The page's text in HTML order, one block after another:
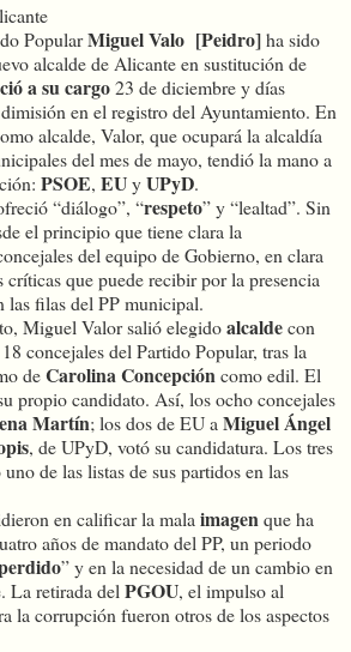
PopularMiguel Valo [Peidro]ha sido
alcalde de Alicante en sustitución de
a su cargo23 de diciembre y días
en el registro del Ayuntamiento. En
alcalde, Valor, que ocupará la alcaldía
del mes de mayo, tendió la mano a
PSOE, EUyUPyD.
“diálogo”, “respeto” y “lealtad”. Sin
el principio que tiene clara la
del equipo de Gobierno, en clara
críticas que puede recibir por la presencia
las filas del PP municipal.
Miguel Valor salió elegidoalcaldecon
concejales del Partido Popular, tras la
deCarolina Concepcióncomo edil. El
propio candidato. Así, los ocho concejales
Martín; los dos de EU a MiguelÁngel
, de UPyD, votó su candidatura. Los tres
de las listas de sus partidos en las
en calificar la mala imagenque ha
años de mandato del PP, un periodo
” y en la necesidad de un cambio en
La retirada del PGOU, el impulso al
la corrupción fueron otros de los aspectos